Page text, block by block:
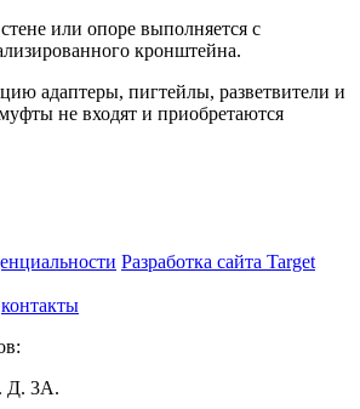
или опоре выполняется с
кронштейна.
адаптеры, пигтейлы, разветвители и
не входят и приобретаются
Разработка сайта Target
контакты
Д. 3А.